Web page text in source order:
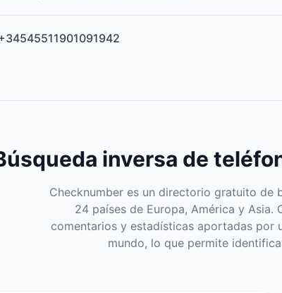
inversa de
Checknumber es un directorio gratuito de
24 países de Europa, América y Asia.
comentarios y estadísticas aportadas por
mundo, lo que permite